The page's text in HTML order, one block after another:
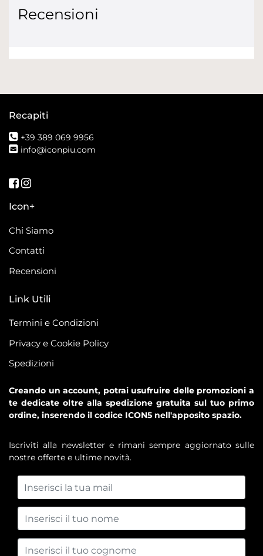
Recensioni
Recapiti
+39 389 069 9956
info@iconpiu.com
Seguici su Facebook
Seguici su Instagram
Icon+
Chi Siamo
Contatti
Recensioni
Link Utili
Termini e Condizioni
Privacy e Cookie Policy
Spedizioni
Creando un account, potrai usufruire delle promozioni a
te dedicate oltre alla spedizione gratuita sul tuo primo
ordine, inserendo il codice ICON5 nell'apposito spazio.
Iscriviti alla newsletter e rimani sempre aggiornato sulle
nostre offerte e ultime novità.